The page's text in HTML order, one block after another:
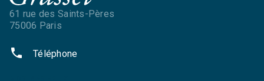
61 rue des Saints-Pères
75006 Paris
phone Téléphone